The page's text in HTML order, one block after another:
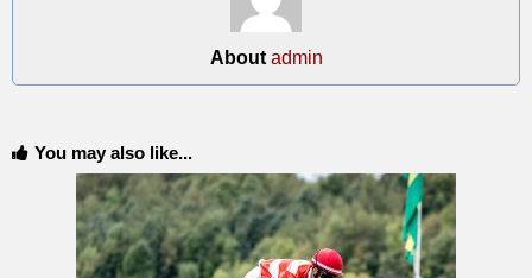
About admin
You may also like...